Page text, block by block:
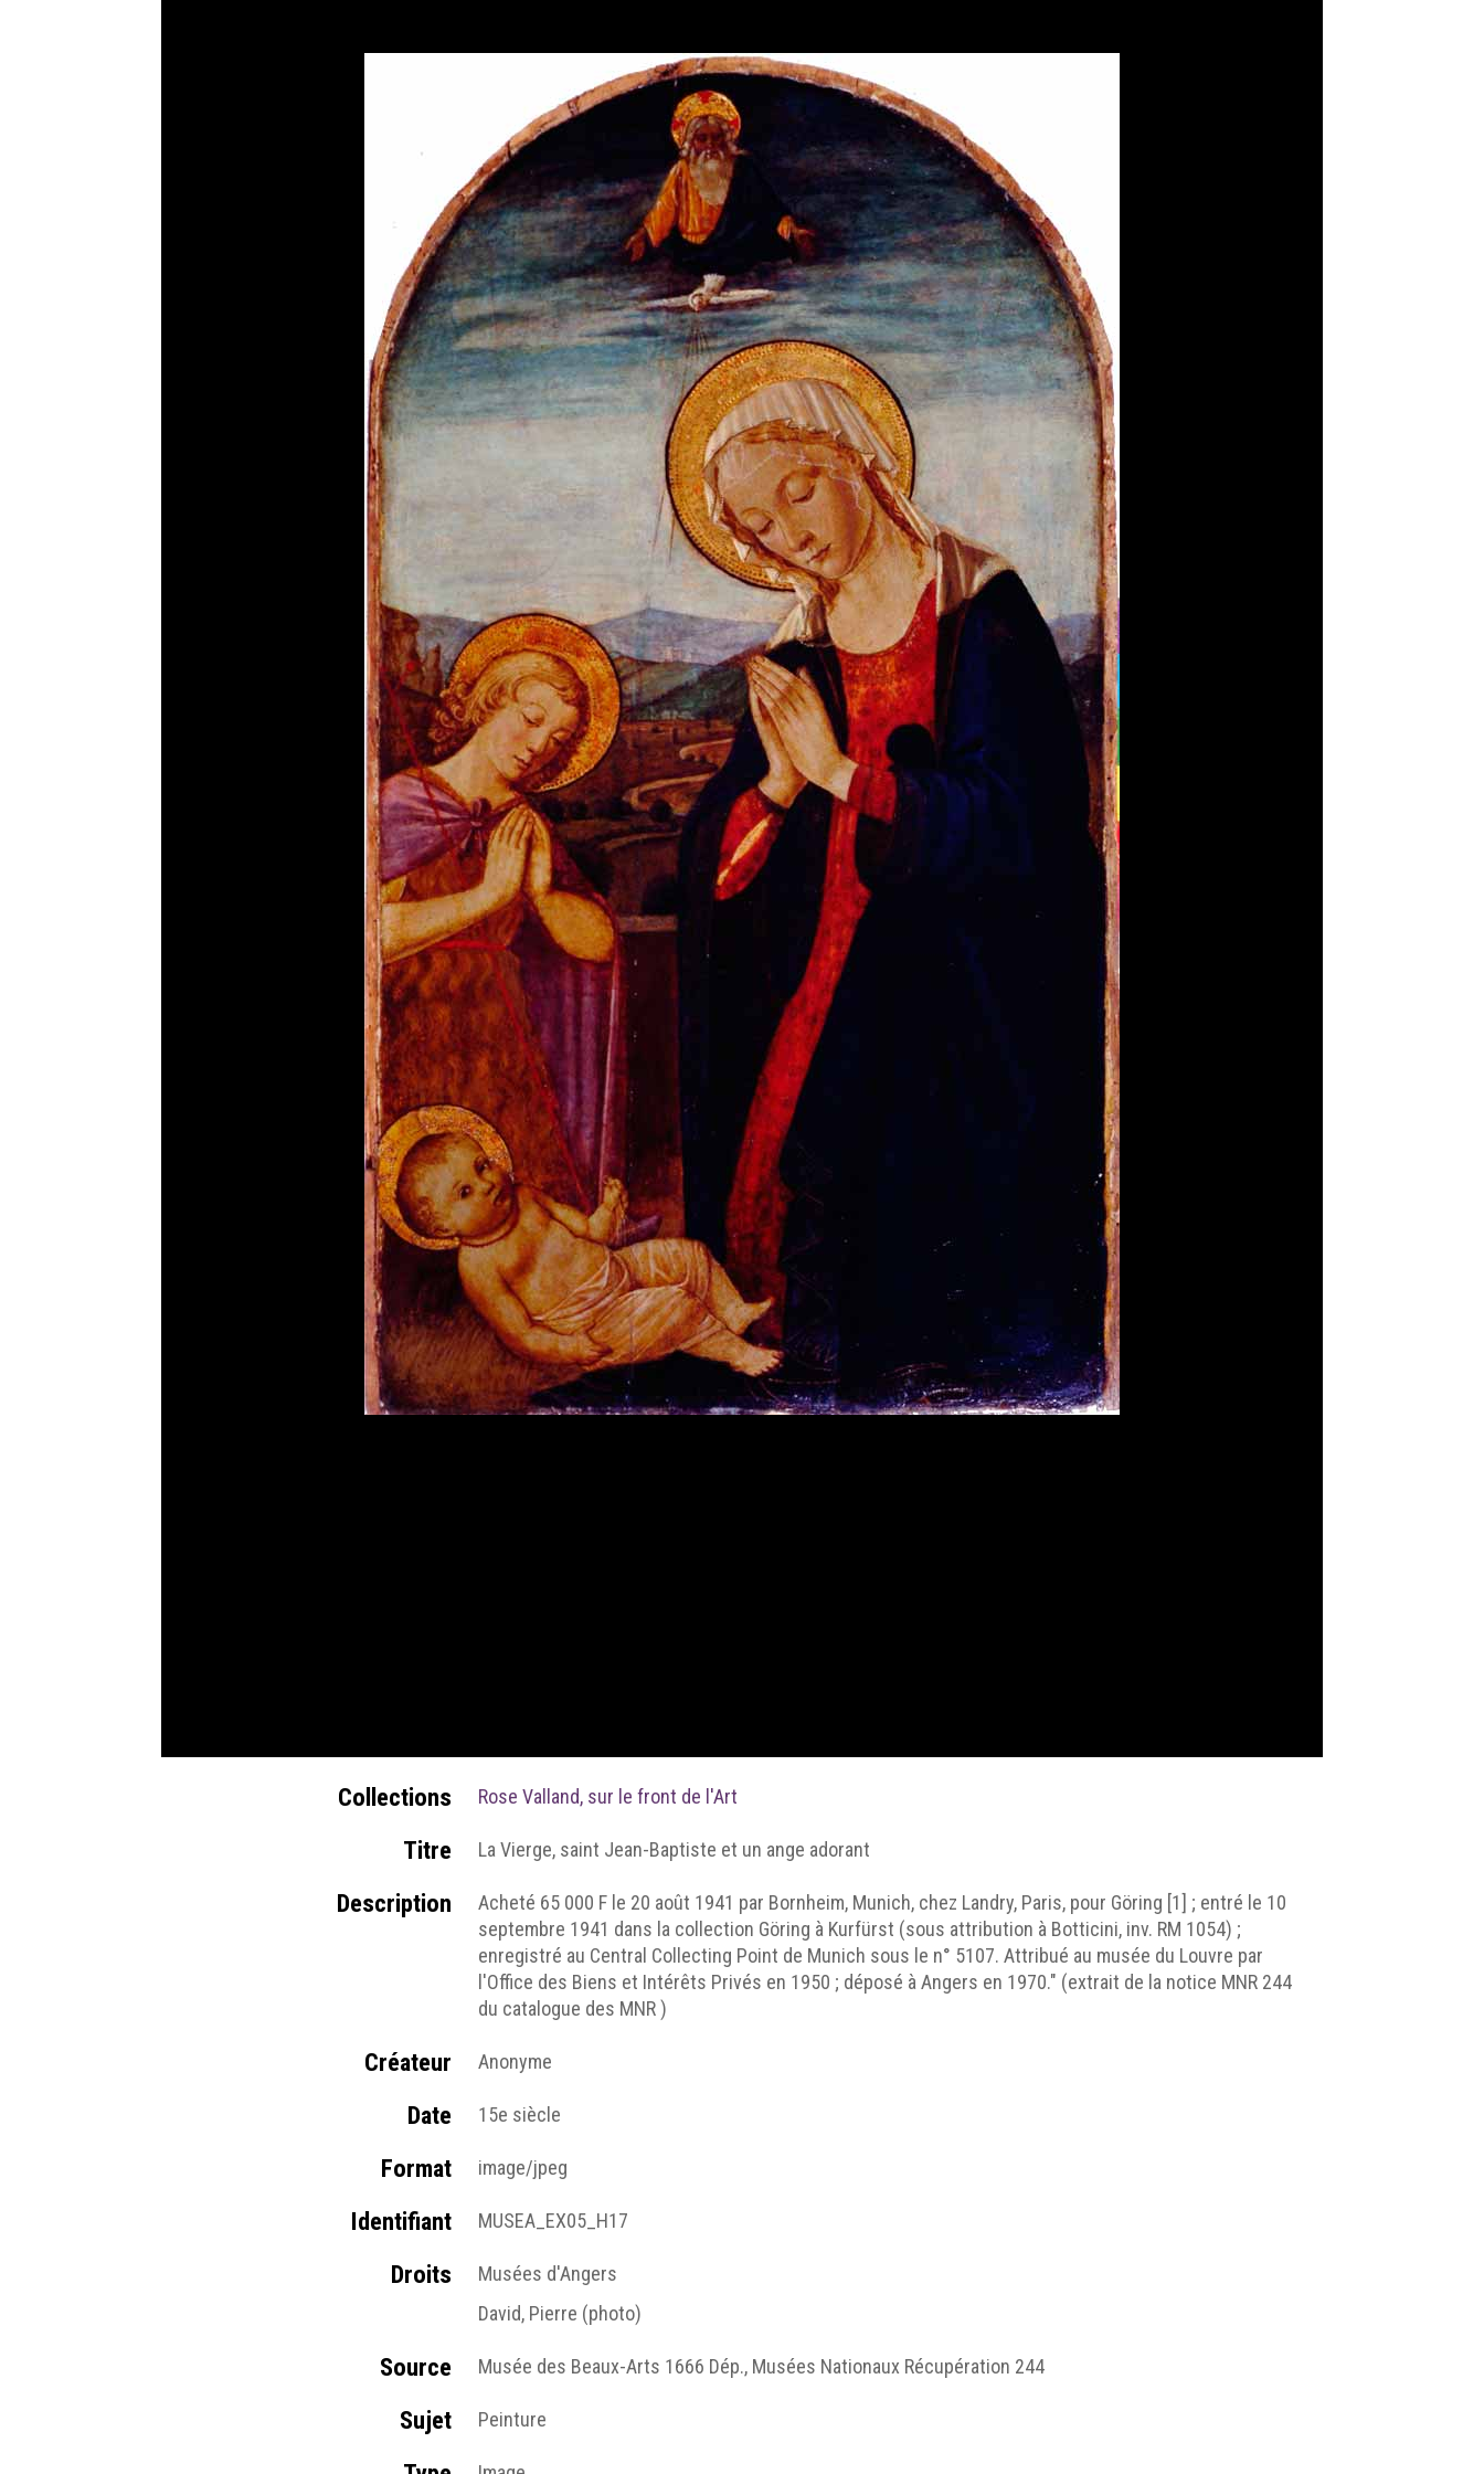
Collections Rose Valland, sur le front de l'Art
Titre La Vierge, saint Jean-Baptiste et un ange adorant
Description
Acheté 65 000 F le 20 août 1941 par Bornheim, Munich, chez Landry, Paris, pour Göring [1] ; entré le 10
septembre 1941 dans la collection Göring à Kurfürst (sous attribution à Botticini, inv. RM 1054) ;
enregistré au Central Collecting Point de Munich sous le n° 5107. Attribué au musée du Louvre par
l'Office des Biens et Intérêts Privés en 1950 ; déposé à Angers en 1970." (extrait de la notice MNR 244
du catalogue des MNR )
Créateur Anonyme
Date 15e siècle
Format image/jpeg
Identifiant MUSEA_EX05_H17
Droits
Musées d'Angers
David, Pierre (photo)
Source Musée des Beaux-Arts 1666 Dép., Musées Nationaux Récupération 244
Sujet Peinture